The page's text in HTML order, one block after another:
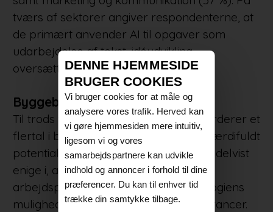
tværs af sektorer angiver respondenterne, at
de primært anvender AI til opgaver som
udarbejdelse af tekst, idéudvikling,
oversættelser og research.
Byggebranchen ser værdien i AI
Til trods for den begrænsede brug vurderer et
flertal i byggebranchen, at AI har et værdifuldt
potentiale. 74 % erklærer sig helt eller delvist
enige i, at AI kan effektivisere
arbejdsprocesser, og 63 % ser teknologiens
mulighed for at højne kvaliteten i leverancer.
DENNE HJEMMESIDE
BRUGER COOKIES
Vi bruger cookies for at måle og
analysere vores trafik. Herved kan
vi gøre hjemmesiden mere intuitiv,
ligesom vi og vores
samarbejdspartnere kan udvikle
indhold og annoncer i forhold til dine
præferencer. Du kan til enhver tid
trække din samtykke tilbage.